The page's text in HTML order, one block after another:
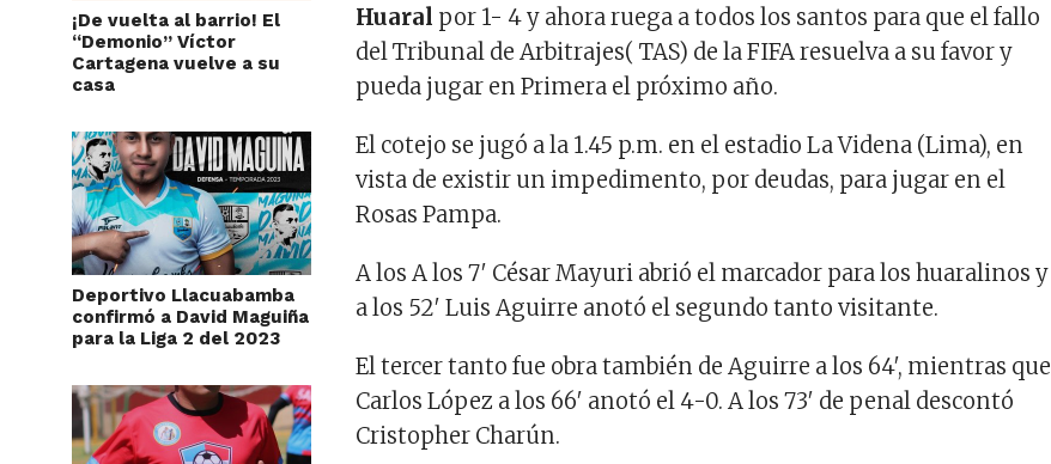
¡De vuelta al barrio! El
“Demonio” Víctor
Cartagena vuelve a su
casa
Deportivo Llacuabamba
confirmó a David Maguiña
para la Liga 2 del 2023
Huaral por 1- 4 y ahora ruega a todos los santos para que el fallo
del Tribunal de Arbitrajes( TAS) de la FIFA resuelva a su favor y
pueda jugar en Primera el próximo año.
El cotejo se jugó a la 1.45 p.m. en el estadio La Videna (Lima), en
vista de existir un impedimento, por deudas, para jugar en el
Rosas Pampa.
A los A los 7′ César Mayuri abrió el marcador para los huaralinos y
a los 52′ Luis Aguirre anotó el segundo tanto visitante.
El tercer tanto fue obra también de Aguirre a los 64′, mientras que
Carlos López a los 66′ anotó el 4-0. A los 73′ de penal descontó
Cristopher Charún.